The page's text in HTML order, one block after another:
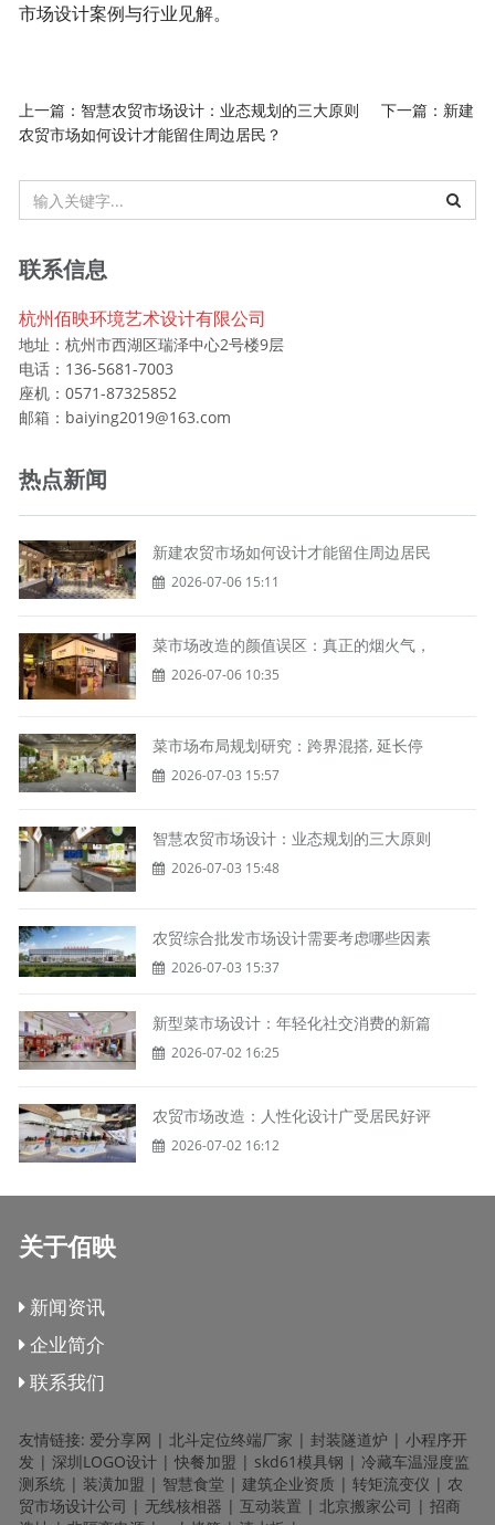
市场设计案例与行业见解。
上一篇： 智慧农贸市场设计：业态规划的三大原则 下一篇： 新建
农贸市场如何设计才能留住周边居民？
联系信息
杭州佰映环境艺术设计有限公司
地址：杭州市西湖区瑞泽中心2号楼9层
电话：136-5681-7003
座机：0571-87325852
邮箱：baiying2019@163.com
热点新闻
新建农贸市场如何设计才能留住周边居民
2026-07-06 15:11
菜市场改造的颜值误区：真正的烟火气，
2026-07-06 10:35
菜市场布局规划研究：跨界混搭, 延长停
2026-07-03 15:57
智慧农贸市场设计：业态规划的三大原则
2026-07-03 15:48
农贸综合批发市场设计需要考虑哪些因素
2026-07-03 15:37
新型菜市场设计：年轻化社交消费的新篇
2026-07-02 16:25
农贸市场改造：人性化设计广受居民好评
2026-07-02 16:12
关于佰映
新闻资讯
企业简介
联系我们
友情链接: 爱分享网 | 北斗定位终端厂家 |封装隧道炉 |小程序开
发 |深圳LOGO设计 |快餐加盟 | skd61模具钢 |冷藏车温湿度监
测系统 | 装潢加盟 | 智慧食堂 |建筑企业资质 |转矩流变仪 | 农
贸市场设计公司 | 无线核相器 |互动装置 | 北京搬家公司 |招商